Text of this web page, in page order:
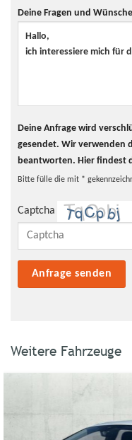
Tagfahrlicht
Pannenhilfe
Deine Fragen und Wünsche
Deine Anfrage wird
gesendet. Wir verwenden
beantworten. Hier findest
Bitte fülle die mit *
Bitte lasse dieses Feld leer.
Captcha
Weitere Fahrzeuge